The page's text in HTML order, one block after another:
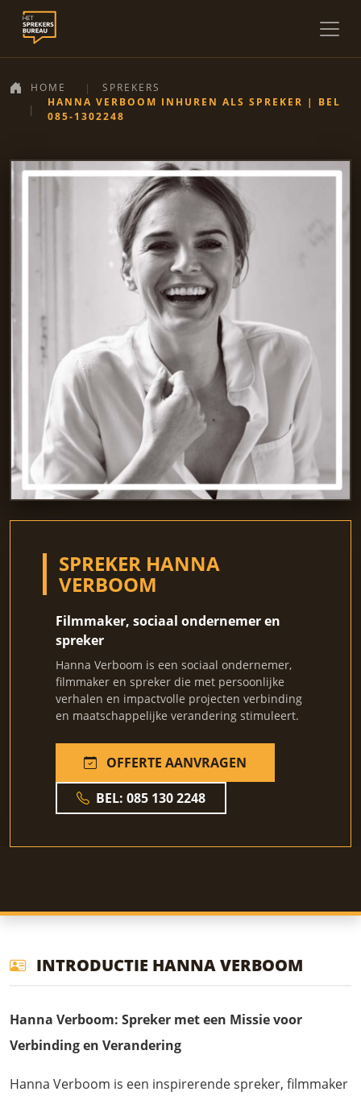
HOME
SPREKERS
HANNA VERBOOM INHUREN ALS SPREKER | BEL
085-1302248
SPREKER HANNA
VERBOOM
Filmmaker, sociaal ondernemer en
spreker
Hanna Verboom is een sociaal ondernemer,
filmmaker en spreker die met persoonlijke
verhalen en impactvolle projecten verbinding
en maatschappelijke verandering stimuleert.
OFFERTE AANVRAGEN
BEL: 085 130 2248
INTRODUCTIE HANNA VERBOOM
Hanna Verboom: Spreker met een Missie voor
Verbinding en Verandering
Hanna Verboom is een inspirerende spreker, filmmaker